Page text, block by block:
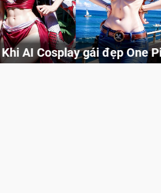
Cosplay Xiangling siêu cute